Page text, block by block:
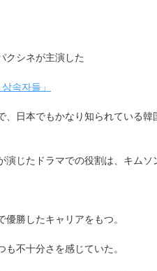
クシネが主演した
속자들」
、日本でもかなり知られている韓
じたドラマでの役割は、キムソ
勝したキャリアをもつ。
不十分さを感じていた。